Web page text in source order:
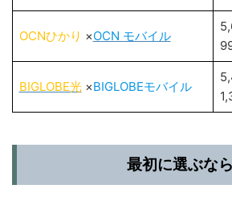
OCNひかり ×OCN モバイル
BIGLOBE光×BIGLOBEモバイル
最初に選ぶなら